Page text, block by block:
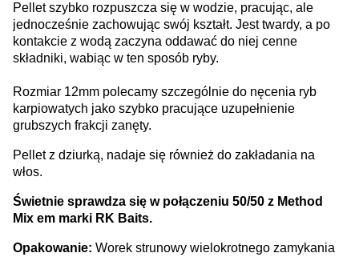
Pellet szybko rozpuszcza się w wodzie, pracując, ale
jednocześnie zachowując swój kształt. Jest twardy, a po
kontakcie z wodą zaczyna oddawać do niej cenne
składniki, wabiąc w ten sposób ryby.
Rozmiar 12mm polecamy szczególnie do nęcenia ryb
karpiowatych jako szybko pracujące uzupełnienie
grubszych frakcji zanęty.
Pellet z dziurką, nadaje się również do zakładania na
włos.
Świetnie sprawdza się w połączeniu 50/50 z Method
Mix em marki RK Baits.
Opakowanie: Worek strunowy wielokrotnego zamykania